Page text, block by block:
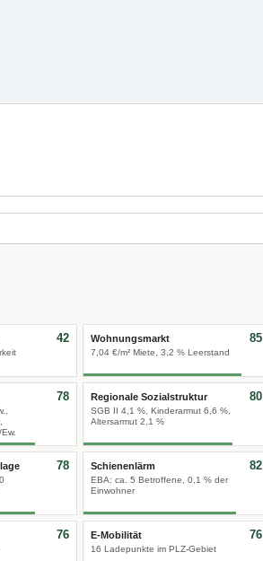
42 Wohnungsmarkt
7,04 €/m² Miete, 3,2 % Leerstand
85
78 Regionale Sozialstruktur
SGB II 4,1 %, Kinderarmut 6,6 %,
Altersarmut 2,1 %
80
78 Schienenlärm
EBA: ca. 5 Betroffene, 0,1 % der
Einwohner
82
76 E-Mobilität
16 Ladepunkte im PLZ-Gebiet
76